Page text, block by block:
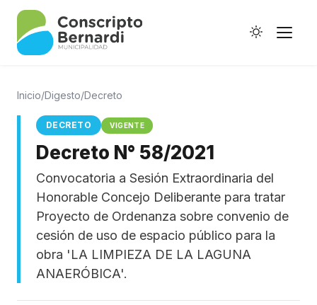
Historia
Galería de Ptes.
Horario de Colectivos
Autoridades
Inicio/Digesto/Decreto
DECRETO VIGENTE
Decreto N° 58/2021
Convocatoria a Sesión Extraordinaria del
Honorable Concejo Deliberante para tratar
Proyecto de Ordenanza sobre convenio de
cesión de uso de espacio público para la
obra 'LA LIMPIEZA DE LA LAGUNA
ANAERÓBICA'.